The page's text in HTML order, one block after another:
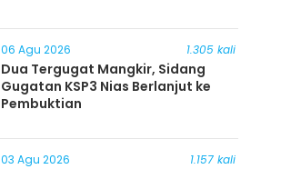
06 Agu 2026 1.305 kali
Dua Tergugat Mangkir, Sidang
Gugatan KSP3 Nias Berlanjut ke
Pembuktian
03 Agu 2026 1.157 kali